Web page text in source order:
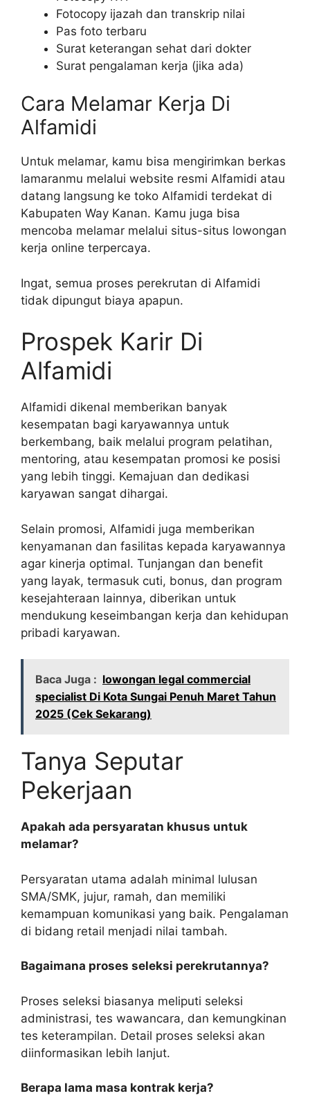
Fotocopy ijazah dan transkrip nilai
Pas foto terbaru
Surat keterangan sehat dari dokter
Surat pengalaman kerja (jika ada)
Cara Melamar Kerja Di
Alfamidi
Untuk melamar, kamu bisa mengirimkan berkas
lamaranmu melalui website resmi Alfamidi atau
datang langsung ke toko Alfamidi terdekat di
Kabupaten Way Kanan. Kamu juga bisa
mencoba melamar melalui situs-situs lowongan
kerja online terpercaya.
Ingat, semua proses perekrutan di Alfamidi
tidak dipungut biaya apapun.
Prospek Karir Di
Alfamidi
Alfamidi dikenal memberikan banyak
kesempatan bagi karyawannya untuk
berkembang, baik melalui program pelatihan,
mentoring, atau kesempatan promosi ke posisi
yang lebih tinggi. Kemajuan dan dedikasi
karyawan sangat dihargai.
Selain promosi, Alfamidi juga memberikan
kenyamanan dan fasilitas kepada karyawannya
agar kinerja optimal. Tunjangan dan benefit
yang layak, termasuk cuti, bonus, dan program
kesejahteraan lainnya, diberikan untuk
mendukung keseimbangan kerja dan kehidupan
pribadi karyawan.
Baca Juga : lowongan legal commercial
specialist Di Kota Sungai Penuh Maret Tahun
2025 (Cek Sekarang)
Tanya Seputar
Pekerjaan
Apakah ada persyaratan khusus untuk
melamar?
Persyaratan utama adalah minimal lulusan
SMA/SMK, jujur, ramah, dan memiliki
kemampuan komunikasi yang baik. Pengalaman
di bidang retail menjadi nilai tambah.
Bagaimana proses seleksi perekrutannya?
Proses seleksi biasanya meliputi seleksi
administrasi, tes wawancara, dan kemungkinan
tes keterampilan. Detail proses seleksi akan
diinformasikan lebih lanjut.
Berapa lama masa kontrak kerja?